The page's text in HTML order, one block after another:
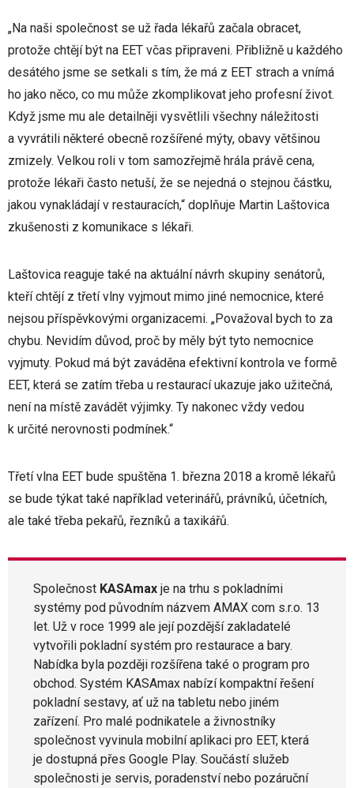
„Na naši společnost se už řada lékařů začala obracet,
protože chtějí být na EET včas připraveni. Přibližně u každého
desátého jsme se setkali s tím, že má z EET strach a vnímá
ho jako něco, co mu může zkomplikovat jeho profesní život.
Když jsme mu ale detailněji vysvětlili všechny náležitosti
a vyvrátili některé obecně rozšířené mýty, obavy většinou
zmizely. Velkou roli v tom samozřejmě hrála právě cena,
protože lékaři často netuší, že se nejedná o stejnou částku,
jakou vynakládají v restauracích,“ doplňuje Martin Laštovica
zkušenosti z komunikace s lékaři.
Laštovica reaguje také na aktuální návrh skupiny senátorů,
kteří chtějí z třetí vlny vyjmout mimo jiné nemocnice, které
nejsou příspěvkovými organizacemi. „Považoval bych to za
chybu. Nevidím důvod, proč by měly být tyto nemocnice
vyjmuty. Pokud má být zaváděna efektivní kontrola ve formě
EET, která se zatím třeba u restaurací ukazuje jako užitečná,
není na místě zavádět výjimky. Ty nakonec vždy vedou
k určité nerovnosti podmínek.“
Třetí vlna EET bude spuštěna 1. března 2018 a kromě lékařů
se bude týkat také například veterinářů, právníků, účetních,
ale také třeba pekařů, řezníků a taxikářů.
Společnost KASAmax je na trhu s pokladními
systémy pod původním názvem AMAX com s.r.o. 13
let. Už v roce 1999 ale její pozdější zakladatelé
vytvořili pokladní systém pro restaurace a bary.
Nabídka byla později rozšířena také o program pro
obchod. Systém KASAmax nabízí kompaktní řešení
pokladní sestavy, ať už na tabletu nebo jiném
zařízení. Pro malé podnikatele a živnostníky
společnost vyvinula mobilní aplikaci pro EET, která
je dostupná přes Google Play. Součástí služeb
společnosti je servis, poradenství nebo pozáruční